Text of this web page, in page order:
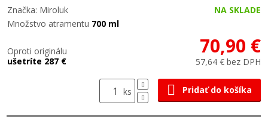
Značka: Miroluk
NA SKLADE
Množstvo atramentu 700 ml
Oproti originálu
ušetríte 287 €
70,90 €
57,64 € bez DPH
ks Pridať do košíka